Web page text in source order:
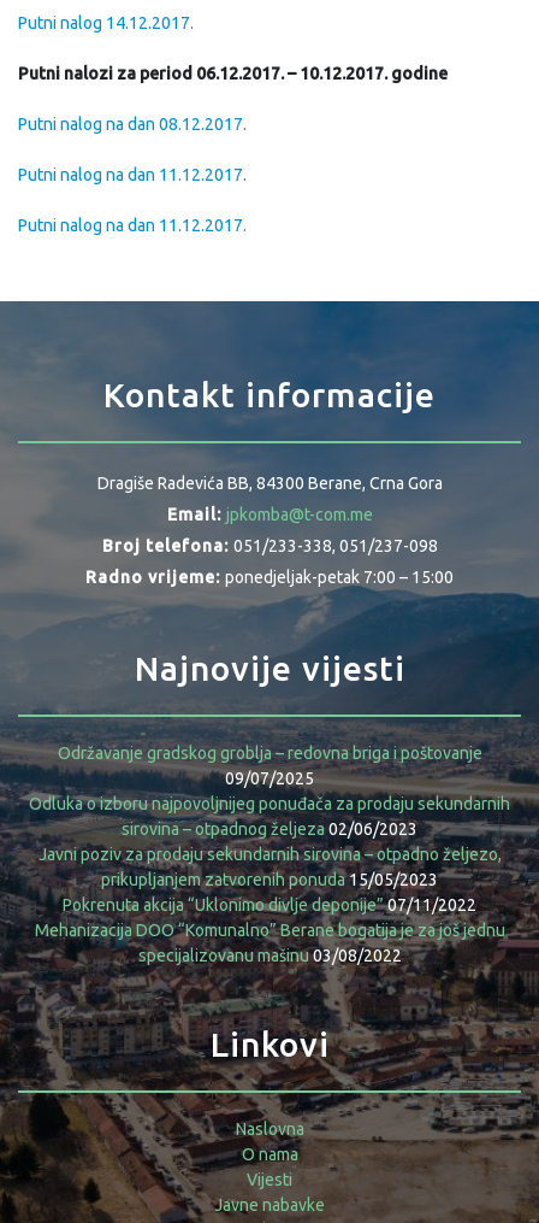
Putni nalog 14.12.2017.
Putni nalozi za period 06.12.2017. – 10.12.2017. godine
Putni nalog na dan 08.12.2017.
Putni nalog na dan 11.12.2017.
Putni nalog na dan 11.12.2017.
Kontakt informacije
Dragiše Radevića BB, 84300 Berane, Crna Gora
Email: jpkomba@t-com.me
Broj telefona: 051/233-338, 051/237-098
Radno vrijeme: ponedjeljak-petak 7:00 – 15:00
Najnovije vijesti
Održavanje gradskog groblja – redovna briga i poštovanje
09/07/2025
Odluka o izboru najpovoljnijeg ponuđača za prodaju sekundarnih
sirovina – otpadnog željeza02/06/2023
Javni poziv za prodaju sekundarnih sirovina – otpadno željezo,
prikupljanjem zatvorenih ponuda15/05/2023
Pokrenuta akcija “Uklonimo divlje deponije”07/11/2022
Mehanizacija DOO “Komunalno” Berane bogatija je za još jednu
specijalizovanu mašinu03/08/2022
Linkovi
Naslovna
O nama
Vijesti
Javne nabavke